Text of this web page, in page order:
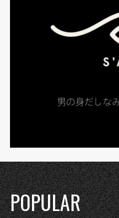
POPULAR